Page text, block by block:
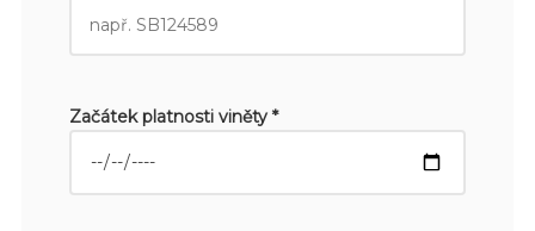
Začátek platnosti viněty *